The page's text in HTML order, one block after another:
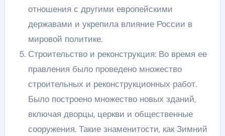
отношения с другими европейскими
державами и укрепила влияние России в
мировой политике.
Строительство и реконструкция: Во время ее
правления было проведено множество
строительных и реконструкционных работ.
Было построено множество новых зданий,
включая дворцы, церкви и общественные
сооружения. Такие знаменитости, как Зимний